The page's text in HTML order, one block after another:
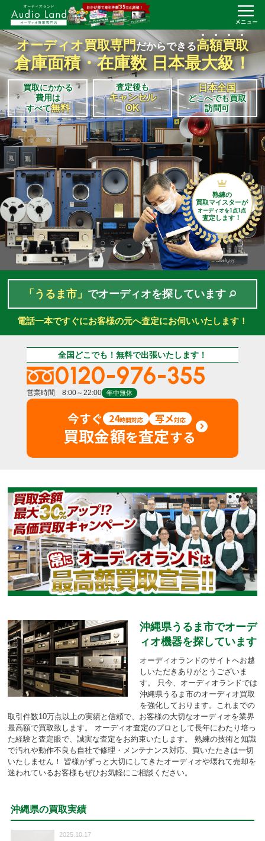
オーディオ買取専門だからできる高額買取
倉庫面積・在庫数 日本最大級！
買取にかかる
費用は
すべて無料
査定後も
キャンセル
OK
日本全国
どこへでも買取
訪問可
熟練の
買取マイスターが
オーディオを1点1点
査定します！
「うるま市」 でオーディオを探しています
電話一本ですぐにお客様の元へ査定にお伺いいたします！
全国どこでも！無料で出張いたします！
0120-976-355
営業時間 8:00～22:00 年中無休
今すぐ 24時間対応 写メ対応
買取金額を査定する
沖縄県うるま市でオーデ
ィオ機器を探しています
オーディオランドのサイトへお越
しいただきありがとうございま
す。
只今、オーディオランドでは
沖縄県うるま市のオーディオ買取
を強化しております。 これまでの
取引件数10万点以上の実績と信頼で、お客様の大切なオーディオを業界
最高額で買取致します。
オーディオ査定のプロとして長年にわたり培っ
た経験と査定眼で、誠実な査定をお約束いたします。
熟練の技術と知識
で汚れや動作不良も自社で修理・メンテナンス対応、買いたたきは一切
いたしません！
皆様がずっと大切にしてきたオーディオや壊れて売却を
迷われているお客様もぜひお気軽にご相談ください。
沖縄県の買取実績
2025.10.17